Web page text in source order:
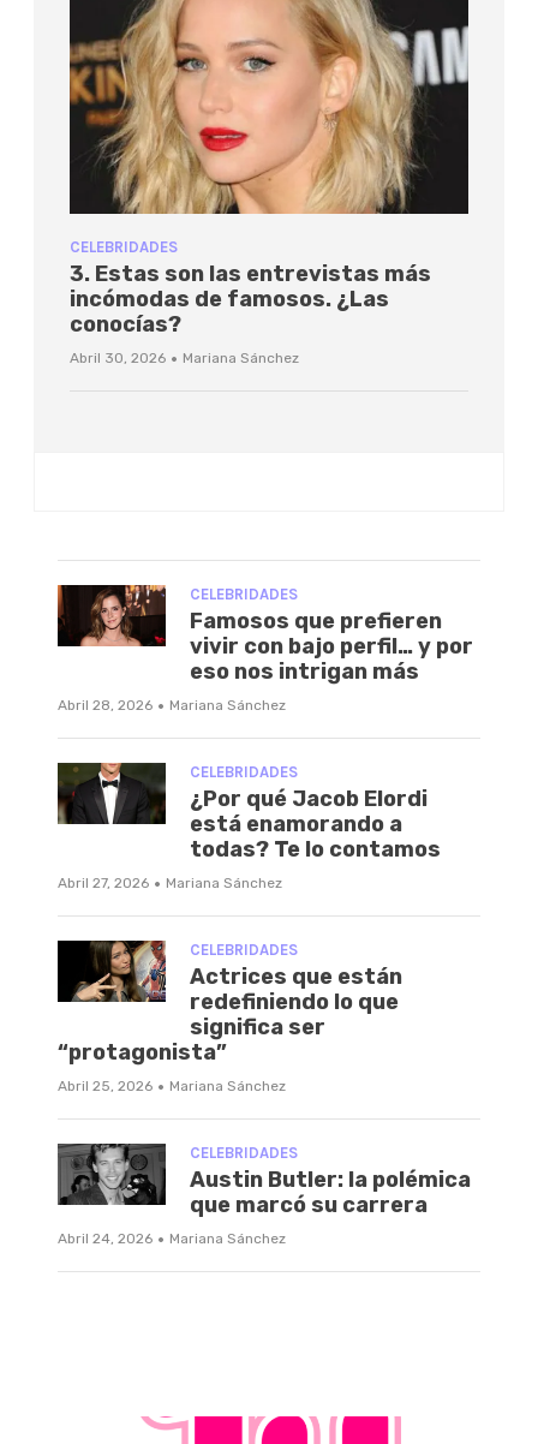
CELEBRIDADES
3. Estas son las entrevistas más
incómodas de famosos. ¿Las
conocías?
Abril 30, 2026 · Mariana Sánchez
CELEBRIDADES
Famosos que prefieren
vivir con bajo perfil… y por
eso nos intrigan más
Abril 28, 2026 · Mariana Sánchez
CELEBRIDADES
¿Por qué Jacob Elordi
está enamorando a
todas? Te lo contamos
Abril 27, 2026 · Mariana Sánchez
CELEBRIDADES
Actrices que están
redefiniendo lo que
significa ser
“protagonista”
Abril 25, 2026 · Mariana Sánchez
CELEBRIDADES
Austin Butler: la polémica
que marcó su carrera
Abril 24, 2026 · Mariana Sánchez